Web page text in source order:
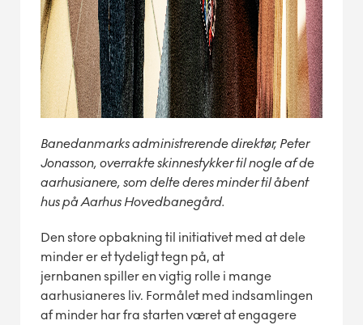
Banedanmarks administrerende direktør, Peter
Jonasson, overrakte skinnestykker til nogle af de
aarhusianere, som delte deres minder til åbent
hus på Aarhus Hovedbanegård.
Den store opbakning til initiativet med at dele
minder er et tydeligt tegn på, at
jernbanen spiller en vigtig rolle i mange
aarhusianeres liv. Formålet med indsamlingen
af minder har fra starten været at engagere